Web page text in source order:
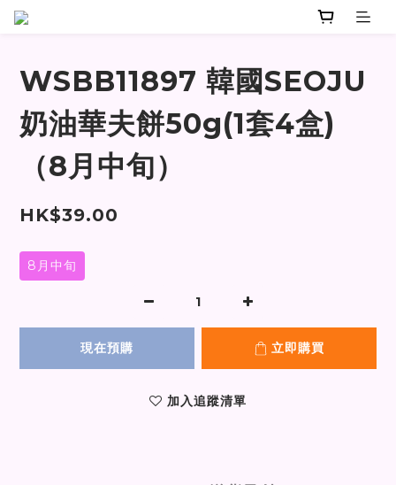
WSBB11897 韓國SEOJU
奶油華夫餅50g(1套4盒)
（8月中旬）
HK$39.00
8月中旬
現在預購 立即購買
加入追蹤清單